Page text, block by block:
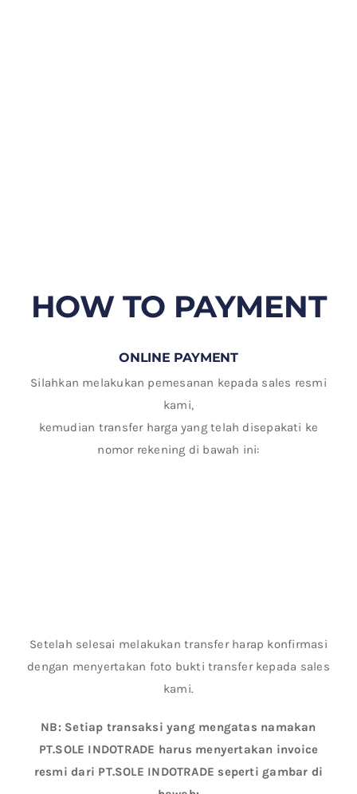
HOW TO PAYMENT
ONLINE PAYMENT
Silahkan melakukan pemesanan kepada sales resmi
kami,
kemudian transfer harga yang telah disepakati ke
nomor rekening di bawah ini:
Setelah selesai melakukan transfer harap konfirmasi
dengan menyertakan foto bukti transfer kepada sales
kami.
NB: Setiap transaksi yang mengatas namakan
PT.SOLE INDOTRADE harus menyertakan invoice
resmi dari PT.SOLE INDOTRADE seperti gambar di